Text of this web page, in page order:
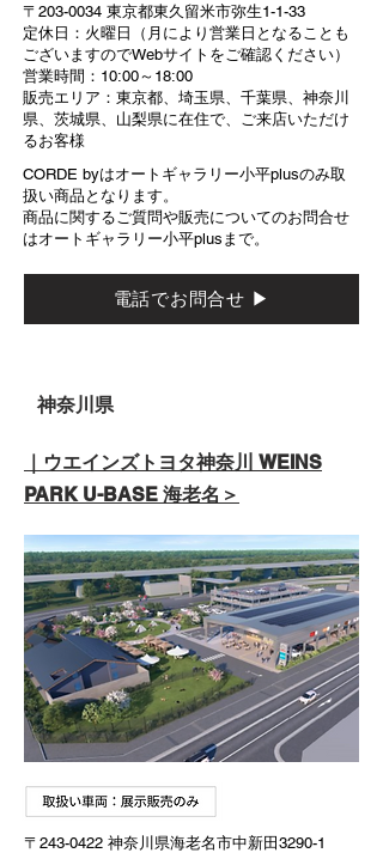
〒203-0034 東京都東久留米市弥生1-1-33
定休日：火曜日（月により営業日となることも
ございますのでWebサイトをご確認ください）
営業時間：10:00～18:00
販売エリア：東京都、埼玉県、千葉県、神奈川
県、茨城県、山梨県に在住で、ご来店いただけ
るお客様
CORDE byはオートギャラリー小平plusのみ取
扱い商品となります。
商品に関するご質問や販売についてのお問合せ
はオートギャラリー小平plusまで。
電話でお問合せ ▶
神奈川県
｜ウエインズトヨタ神奈川 WEINS
PARK U-BASE 海老名＞
〒243-0422 神奈川県海⽼名市中新⽥3290-1​